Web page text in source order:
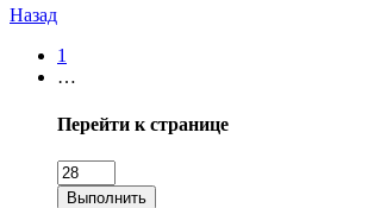
Назад
1
…
Перейти к странице
Выполнить